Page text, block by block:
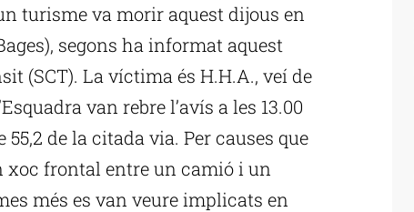
turisme va morir aquest dijous en
segons ha informat aquest
(SCT). La víctima és H.H.A., veí de
van rebre l’avís a les 13.00
de la citada via. Per causes que
xoc frontal entre un camió i un
més es van veure implicats en